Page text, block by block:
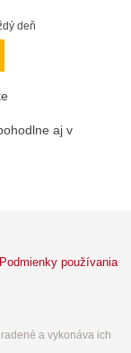
deň
aj v
Podmienky používania
a vykonáva ich